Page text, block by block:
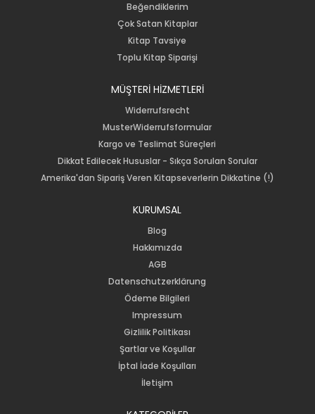
Beğendiklerim
Çok Satan Kitaplar
Kitap Tavsiye
Toplu Kitap Siparişi
MÜŞTERİ HİZMETLERİ
Widerrufsrecht
MusterWiderrufsformular
Kargo ve Teslimat Süreçleri
Dikkat Edilecek Hususlar - Sıkça Sorulan Sorular
Amerika'dan Sipariş Veren Kitapseverlerin Dikkatine (!)
KURUMSAL
Blog
Hakkımızda
AGB
Datenschutzerklärung
Ödeme Bilgileri
Impressum
Gizlilik Politikası
Şartlar ve Koşullar
İptal İade Koşulları
İletişim